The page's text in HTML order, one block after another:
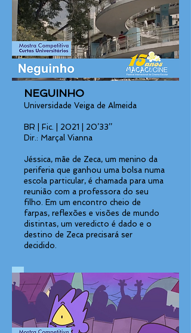
NEGUINHO
Universidade Veiga de Almeida
BR | Fic. | 2021 | 20’33’’
Dir.: Marçal Vianna
Jéssica, mãe de Zeca, um menino da
periferia que ganhou uma bolsa numa
escola particular, é chamada para uma
reunião com a professora do seu
filho. Em um encontro cheio de
farpas, reflexões e visões de mundo
distintas, um veredicto é dado e o
destino de Zeca precisará ser
decidido.